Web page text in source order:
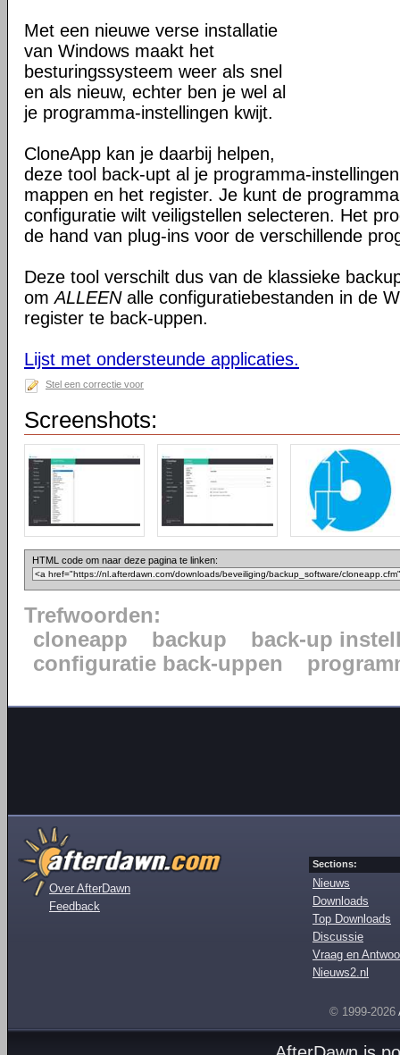
Met een nieuwe verse installatie
van Windows maakt het
besturingssysteem weer als snel
en als nieuw, echter ben je wel al
je programma-instellingen kwijt.
CloneApp kan je daarbij helpen,
deze tool back-upt al je programma-
mappen en het register. Je kunt de
configuratie wilt veiligstellen selecteren. Het
de hand van plug-ins voor de verschillende
Deze tool verschilt dus van de klassieke
omALLEENalle configuratiebestanden in de
register te back-uppen.
Lijst met ondersteunde applicaties.
Stel een correctie voor
Screenshots:
HTML code om naar deze pagina te linken:
Trefwoorden:
cloneapp
backup
back-up
configuratie back-uppen
Over AfterDawn
Feedback
Sections:
Nieuws
Downloads
Top Downloads
Discussie
Vraag en
Nieuws2.nl
© 1999-2026